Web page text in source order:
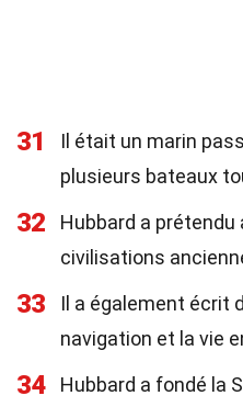
31
Il était un marin
plusieurs bateaux
32
Hubbard a
civilisations
33
Il a également écrit
navigation et la vie
34
Hubbard a fondé la